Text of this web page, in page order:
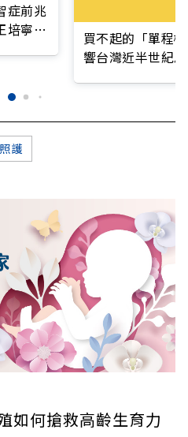
症前兆
培寧呼
買不起的「單程
響台灣近半世紀
照護
如何搶救高齡生育力